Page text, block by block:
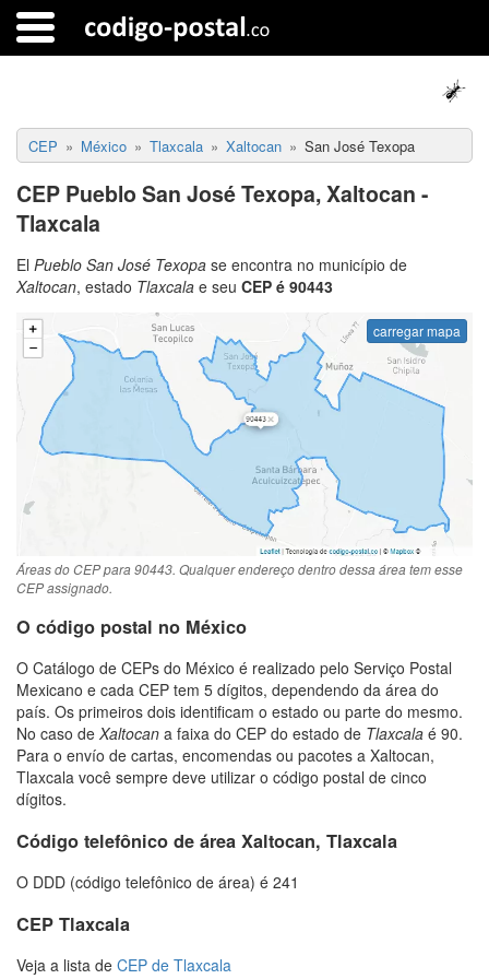
CEP México Tlaxcala Xaltocan San José Texopa
CEP Pueblo San José Texopa, Xaltocan -
Tlaxcala
El Pueblo San José Texopa se encontra no município de
Xaltocan, estado Tlaxcala e seu CEP é 90443
carregar mapa
Áreas do CEP para 90443. Qualquer endereço dentro dessa área tem esse
CEP assignado.
O código postal no México
O Catálogo de CEPs do México é realizado pelo Serviço Postal
Mexicano e cada CEP tem 5 dígitos, dependendo da área do
país. Os primeiros dois identificam o estado ou parte do mesmo.
No caso de Xaltocan a faixa do CEP do estado de Tlaxcala é 90.
Para o envío de cartas, encomendas ou pacotes a Xaltocan,
Tlaxcala você sempre deve utilizar o código postal de cinco
dígitos.
Código telefônico de área Xaltocan, Tlaxcala
O DDD (código telefônico de área) é 241
CEP Tlaxcala
Veja a lista de CEP de Tlaxcala